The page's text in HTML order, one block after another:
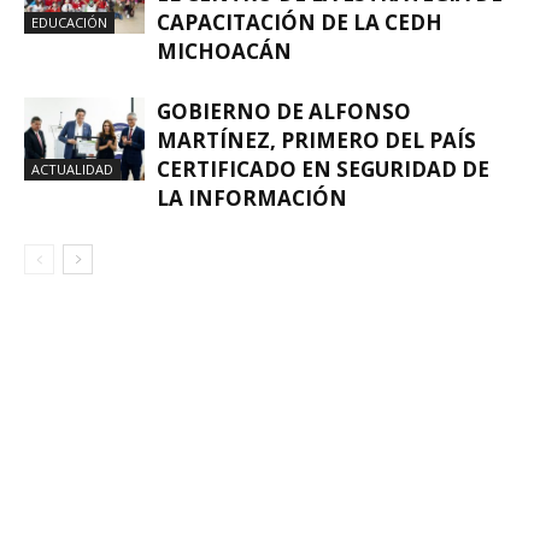
EDUCACIÓN
CAPACITACIÓN DE LA CEDH
MICHOACÁN
ACTUALIDAD
GOBIERNO DE ALFONSO
MARTÍNEZ, PRIMERO DEL PAÍS
CERTIFICADO EN SEGURIDAD DE
LA INFORMACIÓN